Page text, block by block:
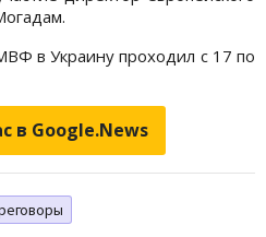
в Украину проходил с 17 по
в Google.News